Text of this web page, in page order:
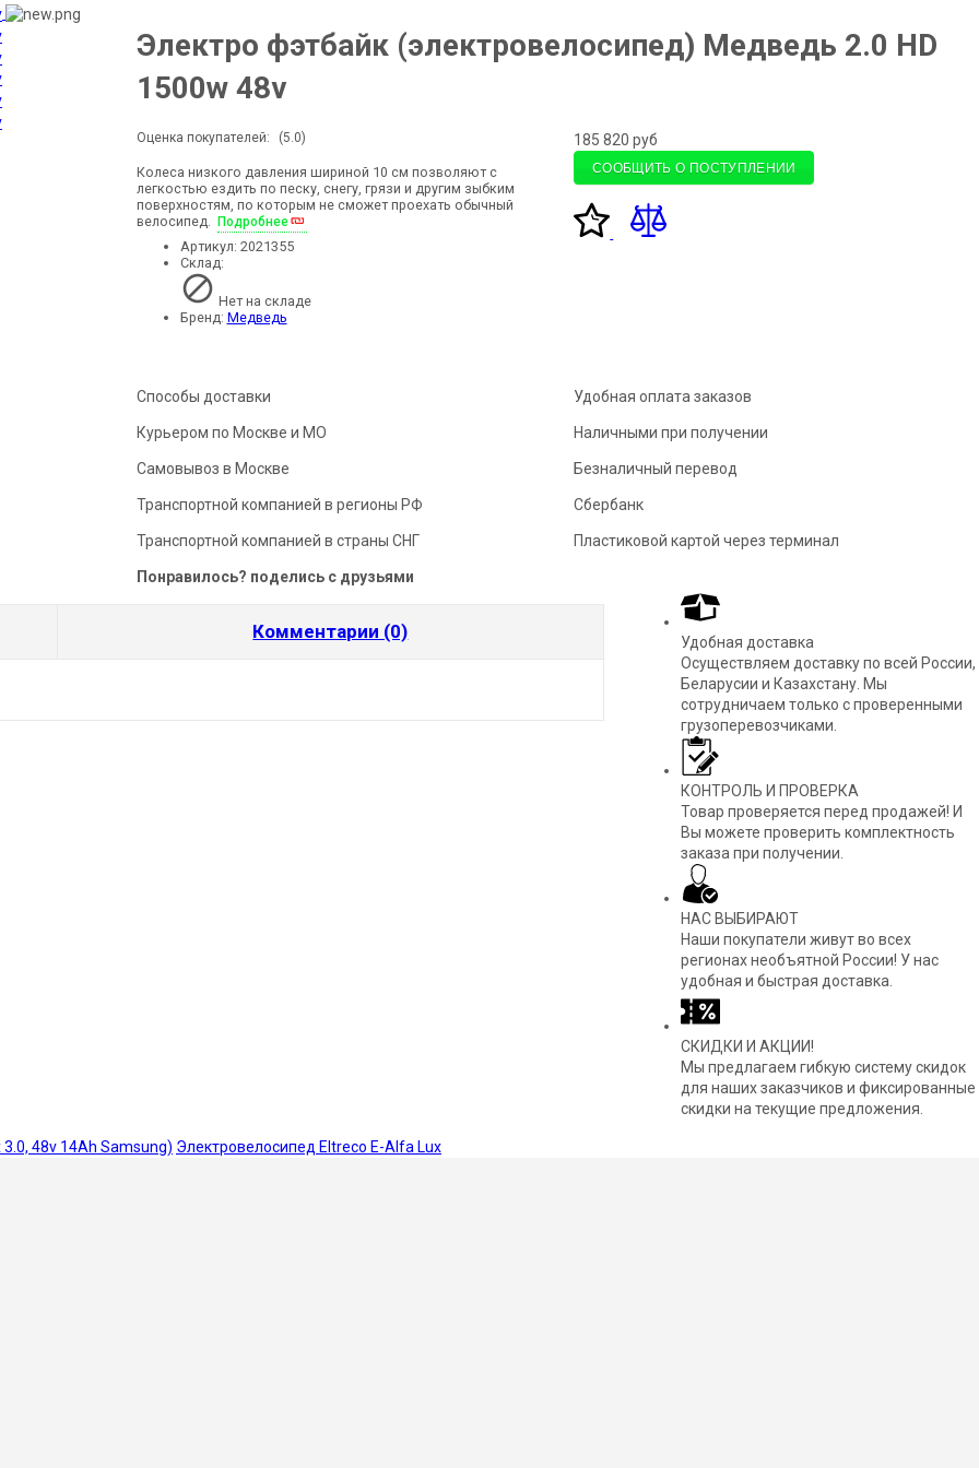
Электро фэтбайк (электровелосипед) Медведь 2.0 HD
1500w 48v
Оценка покупателей: (5.0)
Колеса низкого давления шириной 10 см позволяют с
легкостью ездить по песку, снегу, грязи и другим зыбким
поверхностям, по которым не сможет проехать обычный
велосипед. Подробнее
Артикул: 2021355
Склад:
Нет на складе
Бренд: Медведь
185 820 руб
СООБЩИТЬ О ПОСТУПЛЕНИИ
Способы доставки
Курьером по Москве и МО
Самовывоз в Москве
Транспортной компанией в регионы РФ
Транспортной компанией в страны СНГ
Удобная оплата заказов
Наличными при получении
Безналичный перевод
Сбербанк
Пластиковой картой через терминал
Понравилось? поделись с друзьями
Комментарии (0)
Удобная доставка
Осуществляем доставку по всей России,
Беларусии и Казахстану. Мы
сотрудничаем только с проверенными
грузоперевозчиками.
КОНТРОЛЬ И ПРОВЕРКА
Товар проверяется перед продажей! И
Вы можете проверить комплектность
заказа при получении.
НАС ВЫБИРАЮТ
Наши покупатели живут во всех
регионах необъятной России! У нас
удобная и быстрая доставка.
СКИДКИ И АКЦИИ!
Мы предлагаем гибкую систему скидок
для наших заказчиков и фиксированные
скидки на текущие предложения.
48v 14Ah Samsung) Электровелосипед Eltreco E-Alfa Lux